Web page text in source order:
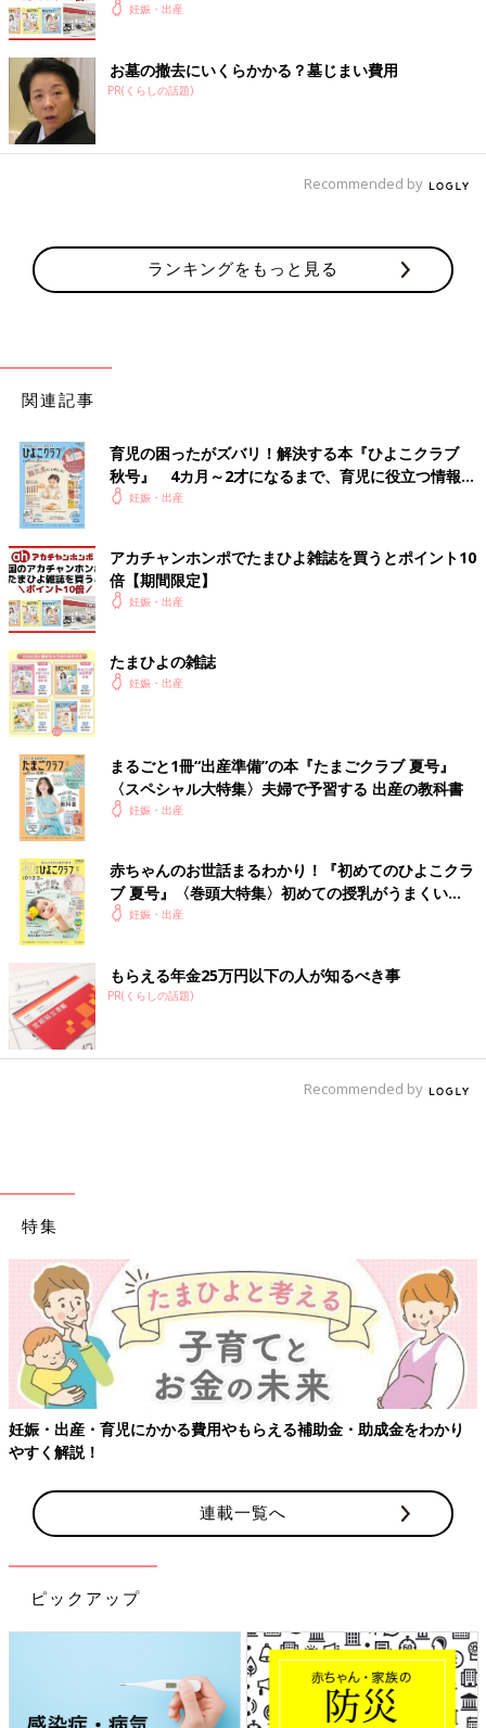
妊娠・出産
お墓の撤去にいくらかかる？墓じまい費用
PR(くらしの話題)
Recommended by
ランキングをもっと見る
関連記事
育児の困ったがズバリ！解決する本『ひよこクラブ
秋号』 4カ月～2才になるまで、育児に役立つ情報が
いっぱい！
妊娠・出産
アカチャンホンポでたまひよ雑誌を買うとポイント10
倍【期間限定】
妊娠・出産
たまひよの雑誌
妊娠・出産
まるごと1冊“出産準備”の本『たまごクラブ 夏号』
〈スペシャル大特集〉夫婦で予習する 出産の教科書
妊娠・出産
赤ちゃんのお世話まるわかり！『初めてのひよこクラ
ブ 夏号』〈巻頭大特集〉初めての授乳がうまくい
く！ おっぱい・ミルクの基本と夏のトラブル 解決テ
妊娠・出産
もらえる年金25万円以下の人が知るべき事
PR(くらしの話題)
Recommended by
特集
【ワクチン接種できるものも】妊婦の感染症対策、知っておいて！
連載一覧へ
ピックアップ